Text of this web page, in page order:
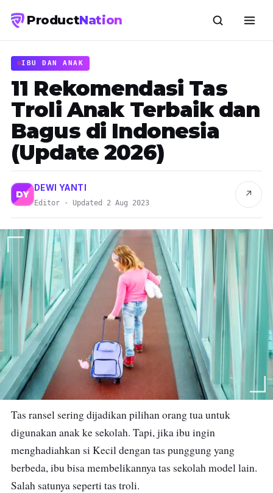
ProductNation
IBU DAN ANAK
11 Rekomendasi Tas
Troli Anak Terbaik dan
Bagus di Indonesia
(Update 2026)
DY
DEWI YANTI
Editor · Updated 2 Aug 2023
↗
Tas ransel sering dijadikan pilihan orang tua untuk
digunakan anak ke sekolah. Tapi, jika ibu ingin
menghadiahkan si Kecil dengan tas punggung yang
berbeda, ibu bisa membelikannya tas sekolah model lain.
Salah satunya seperti tas troli.